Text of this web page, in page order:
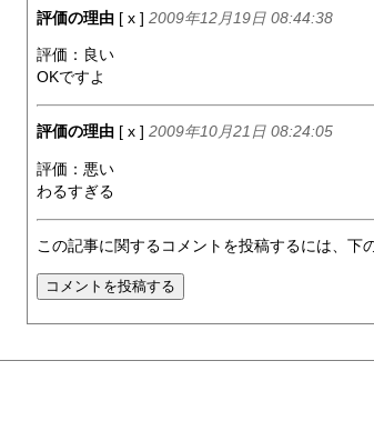
評価の理由 [ x ] 2009年12月19日 08:44:38
評価：良い
OKですよ
評価の理由 [ x ] 2009年10月21日 08:24:05
評価：悪い
わるすぎる
この記事に関するコメントを投稿するには、